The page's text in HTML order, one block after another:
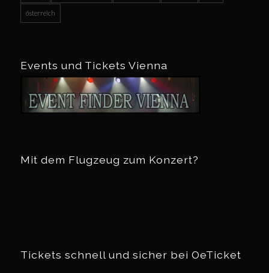
österreich
Events und Tickets Vienna
Mit dem Flugzeug zum Konzert?
Tickets schnell und sicher bei OeTicket